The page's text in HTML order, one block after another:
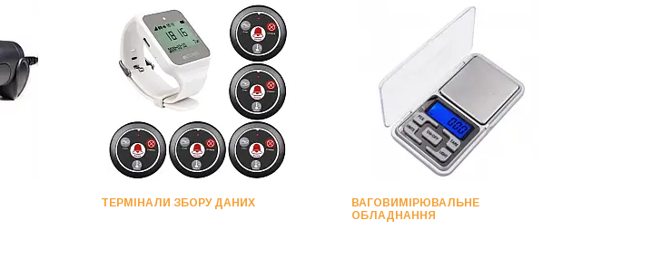
ТЕРМІНАЛИ ЗБОРУ ДАНИХ
ВАГОВИМІРЮВАЛЬНЕ
ОБЛАДНАННЯ